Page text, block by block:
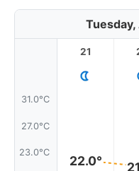
31.0°C
27.0°C
23.0°C
21
22.0°